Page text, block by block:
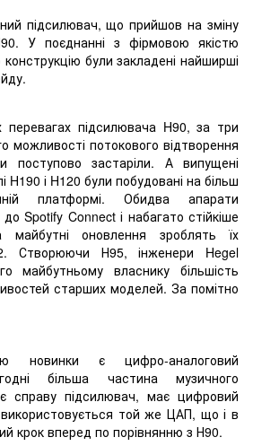
підсилювач, що прийшов на зміну
У поєднанні з фірмовою якістю
були закладені найширші
перевагах підсилювача H90, за три
можливості потокового відтворення
поступово застаріли. А випущені
H190 і H120 були побудовані на більш
платформі. Обидва апарати
Spotify Connect і набагато стійкіше
майбутні оновлення зроблять їх
Створюючи Н95, інженери Hegel
майбутньому власнику більшість
старших моделей. За помітно
новинки є цифро-аналоговий
більша частина музичного
справу підсилювач, має цифровий
той же ЦАП, що і в
крок вперед по порівнянню з Н90.